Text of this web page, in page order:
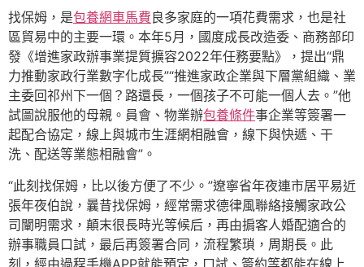
找保姆，是包養網車馬費良多家庭的一項花費需求，也是社
區貿易中的主要一環。本年5月，國度成長改造委、商務部印
發《增進家政辦事業提質擴容2022年任務要點》，提出“鼎
力推動家政行業數字化成長”“推進家政企業與下層黨組織、業
主委回祁州下一個？路還長，一個孩子不可能一個人去。”他
試圖說服他的母親。員會、物業辦包養條件事企業等簽署一
起配合協定，線上與城市生涯網相融會，線下與快遞、干
洗、配送等業態相融會”。
“此刻找保姆，比以後方便了不少。”遼寧省年夜連市居平易近
張年夜伯說，曩昔找保姆，經常需求德律風聯絡接觸家政公
司闡明需求，顛末很長時光等候后，再由掮客人婚配適合的
辦事職員口試，最后再簽署合同，流程繁瑣，周期長。此
刻，經由過程手機APP就能預定，口試、簽約等都能在線上